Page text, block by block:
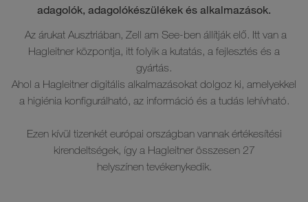
adagolók, adagolókészülékek és alkalmazások.
Az árukat Ausztriában, Zell am See-ben állítják elő. Itt van a
Hagleitner központja, itt folyik a kutatás, a fejlesztés és a
gyártás.
Ahol a Hagleitner digitális alkalmazásokat dolgoz ki, amelyekkel
a higiénia konfigurálható, az információ és a tudás lehívható.
Ezen kívül tizenkét európai országban vannak értékesítési
kirendeltségek, így a Hagleitner összesen 27
helyszínen tevékenykedik.